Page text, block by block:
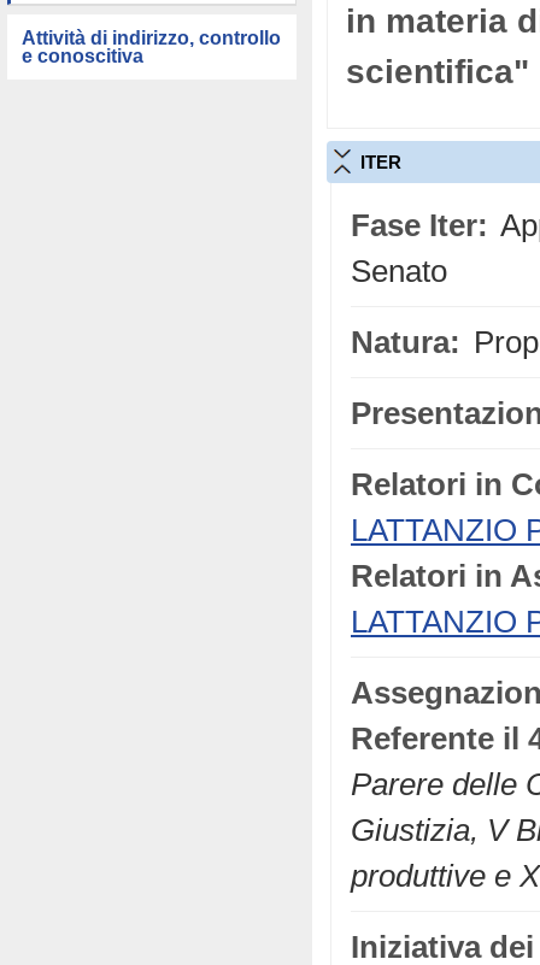
Attività di indirizzo, controllo
e conoscitiva
in materia
scientifica"
ITER
Fase Iter:
Senato
Natura:
Relatori in
LATTANZIO
Relatori in
LATTANZIO
Referente il
Parere delle
Giustizia, V
produttive e
Iniziativa